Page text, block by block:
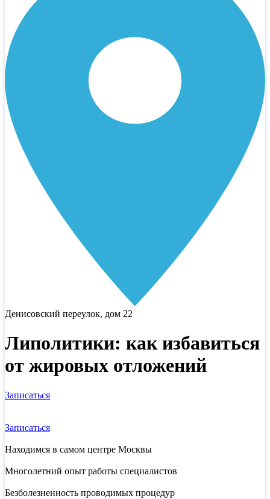
Денисовский переулок, дом 22
Липолитики: как избавиться
от жировых отложений
Записаться
Записаться
Находимся в самом центре Москвы
Многолетний опыт работы специалистов
Безболезненность проводимых процедур